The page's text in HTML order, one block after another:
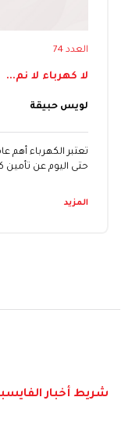
العدد 74
لا كهرباء لا نم...
لويس حبيقة
تعتبر الكهرباء أهم
حتى اليوم عن تأمين
المزيد
شريط أخبار